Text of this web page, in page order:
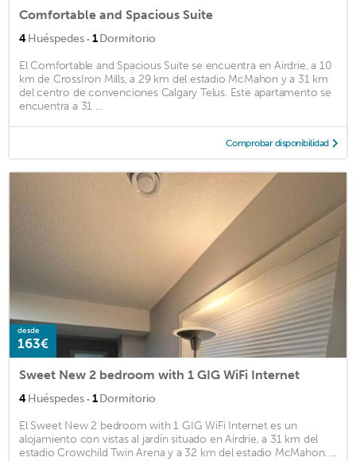
Comfortable and Spacious Suite
4Huéspedes · 1Dormitorio
El Comfortable and Spacious Suite se encuentra en Airdrie, a 10
km de CrossIron Mills, a 29 km del estadio McMahon y a 31 km
del centro de convenciones Calgary Telus. Este apartamento se
encuentra a 31 ...
Comprobar disponibilidad
desde
163€
Sweet New 2 bedroom with 1 GIG WiFi Internet
4Huéspedes · 1Dormitorio
El Sweet New 2 bedroom with 1 GIG WiFi Internet es un
alojamiento con vistas al jardín situado en Airdrie, a 31 km del
estadio Crowchild Twin Arena y a 32 km del estadio McMahon. ...